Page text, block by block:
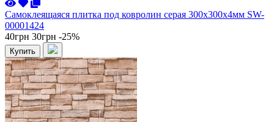
Самоклеящаяся плитка под ковролин серая 300х300х4мм SW-
00001424
40грн 30грн -25%
Купить